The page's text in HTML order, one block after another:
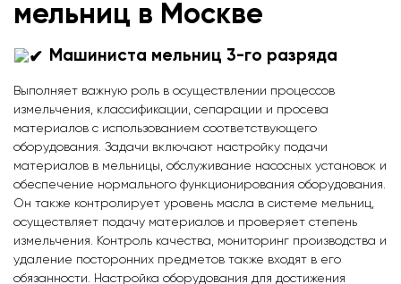
мельниц в Москве
Машиниста мельниц 3-го разряда
Выполняет важную роль в осуществлении процессов
измельчения, классификации, сепарации и просева
материалов с использованием соответствующего
оборудования. Задачи включают настройку подачи
материалов в мельницы, обслуживание насосных установок и
обеспечение нормального функционирования оборудования.
Он также контролирует уровень масла в системе мельниц,
осуществляет подачу материалов и проверяет степень
измельчения. Контроль качества, мониторинг производства и
удаление посторонних предметов также входят в его
обязанности. Настройка оборудования для достижения